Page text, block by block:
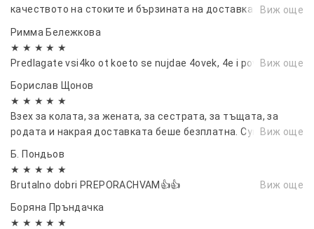
качеството на стоките и бързината на доставката вие
Виж още
Римма Бележкова
★ ★ ★ ★ ★
Predlagate vsi4ko ot koeto se nujdae 4ovek, 4e i poveche!Виж още
Борислав Щонов
★ ★ ★ ★ ★
Взех за колата, за жената, за сестрата, за тъщата, за
родата и накрая доставката беше безплатна. СуперВиж още
Б. Пондьов
★ ★ ★ ★ ★
Brutalno dobri PREPORACHVAM👍👍
Виж още
Боряна Пръндачка
★ ★ ★ ★ ★